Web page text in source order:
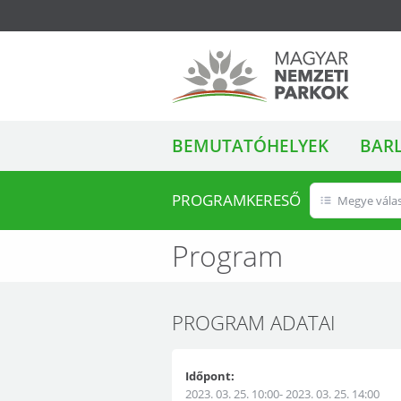
Magyar Nemzeti
Parkok
ALMENÜ
BEMUTATÓHELYEK
PROGRAMKERESŐ Megye
Program
PROGRAM ADATAI
Időpont:
2023. 03. 25. 10:00- 2023. 03. 25. 14:00